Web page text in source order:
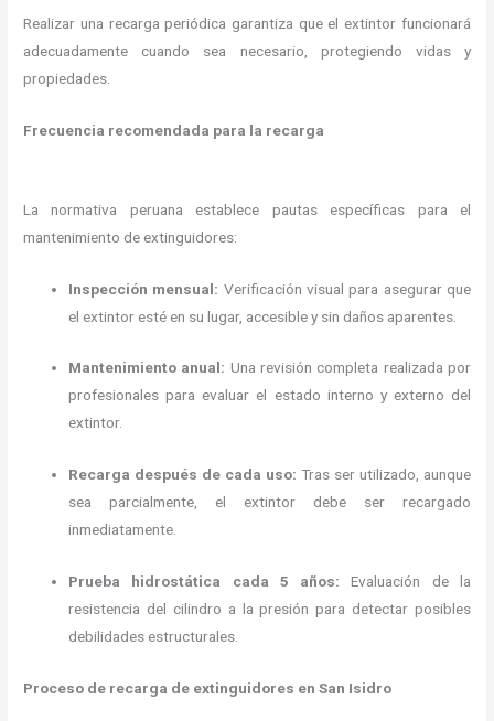
Realizar una recarga periódica garantiza que el extintor funcionará
adecuadamente cuando sea necesario, protegiendo vidas y
propiedades.
Frecuencia recomendada para la recarga
La normativa peruana establece pautas específicas para el
mantenimiento de extinguidores:
Inspección mensual: Verificación visual para asegurar que
el extintor esté en su lugar, accesible y sin daños aparentes.
Mantenimiento anual: Una revisión completa realizada por
profesionales para evaluar el estado interno y externo del
extintor.
Recarga después de cada uso: Tras ser utilizado, aunque
sea parcialmente, el extintor debe ser recargado
inmediatamente.
Prueba hidrostática cada 5 años:
Evaluación de la
resistencia del cilindro a la presión para detectar posibles
debilidades estructurales.
Proceso de recarga de extinguidores en San Isidro